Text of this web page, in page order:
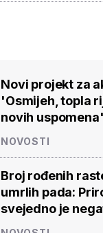
Novi projekt za
'Osmijeh, topla
novih uspomena'
NOVOSTI
Broj rođenih
umrlih pada:
svejedno je